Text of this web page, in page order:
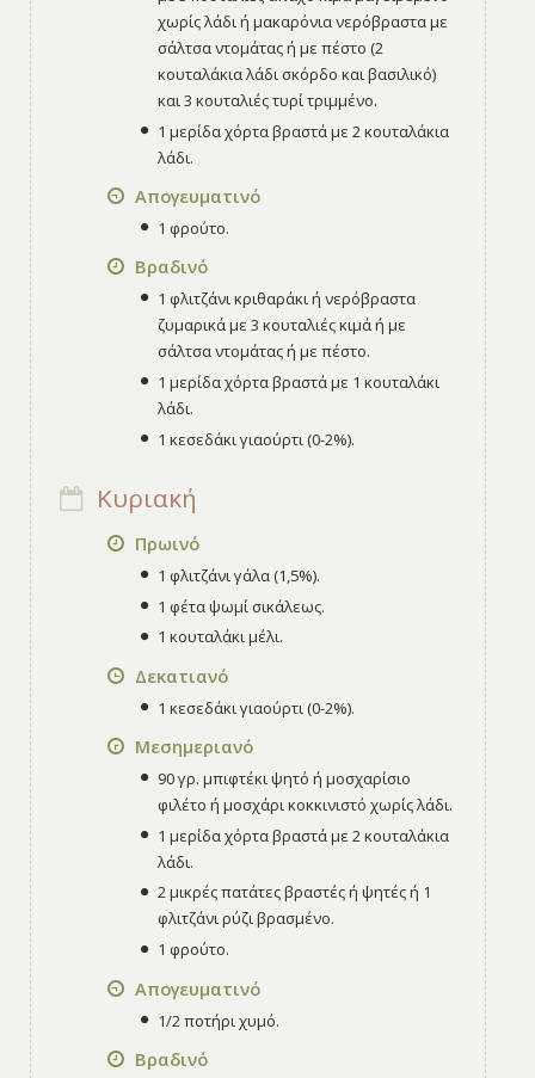
χωρίς λάδι ή μακαρόνια νερόβραστα με
σάλτσα ντομάτας ή με πέστο (2
κουταλάκια λάδι σκόρδο και βασιλικό)
και 3 κουταλιές τυρί τριμμένο.
1 μερίδα χόρτα βραστά με 2 κουταλάκια
λάδι.
Απογευματινό
1 φρούτο.
Βραδινό
1 φλιτζάνι κριθαράκι ή νερόβραστα
ζυμαρικά με 3 κουταλιές κιμά ή με
σάλτσα ντομάτας ή με πέστο.
1 μερίδα χόρτα βραστά με 1 κουταλάκι
λάδι.
1 κεσεδάκι γιαούρτι (0-2%).
Κυριακή
Πρωινό
1 φλιτζάνι γάλα (1,5%).
1 φέτα ψωμί σικάλεως.
1 κουταλάκι μέλι.
Δεκατιανό
1 κεσεδάκι γιαούρτι (0-2%).
Μεσημεριανό
90 γρ. μπιφτέκι ψητό ή μοσχαρίσιο
φιλέτο ή μοσχάρι κοκκινιστό χωρίς λάδι.
1 μερίδα χόρτα βραστά με 2 κουταλάκια
λάδι.
2 μικρές πατάτες βραστές ή ψητές ή 1
φλιτζάνι ρύζι βρασμένο.
1 φρούτο.
Απογευματινό
1/2 ποτήρι χυμό.
Βραδινό